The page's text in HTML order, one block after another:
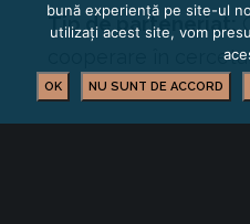
Tip de parteneriat:
cooperare în
bună experiență pe site-ul
utilizați acest site, vom
OK NU SUNT DE ACCORD